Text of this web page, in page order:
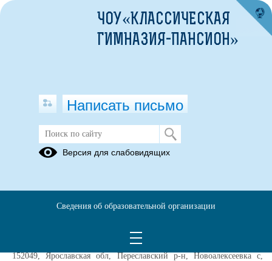
Информированное согласие
посетителя сайта на обработку
Согласие)
согласие ЧОУ«Классическая Гимназия-пансион» местонахождение:
152049, Ярославская обл, Переславский р-н, Новоалексеевка с,
ЧОУ«КЛАССИЧЕСКАЯ
ГИМНАЗИЯ-ПАНСИОН»
Написать письмо
Версия для слабовидящих
Сведения об образовательной организации